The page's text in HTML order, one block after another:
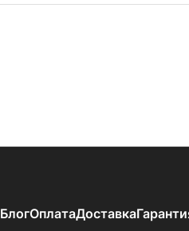
БлогОплатаДоставка